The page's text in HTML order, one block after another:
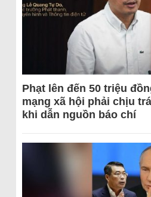
Phạt lên đến 50 triệu
mạng xã hội phải chịu
khi dẫn nguồn báo chí